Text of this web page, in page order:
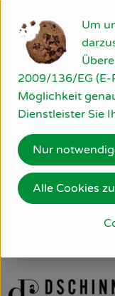
Herkunft
Hersteller:
Um
2009/136/EG (E-
Möglichkeit
Dienstleister Sie
Nur
Alle Cookies